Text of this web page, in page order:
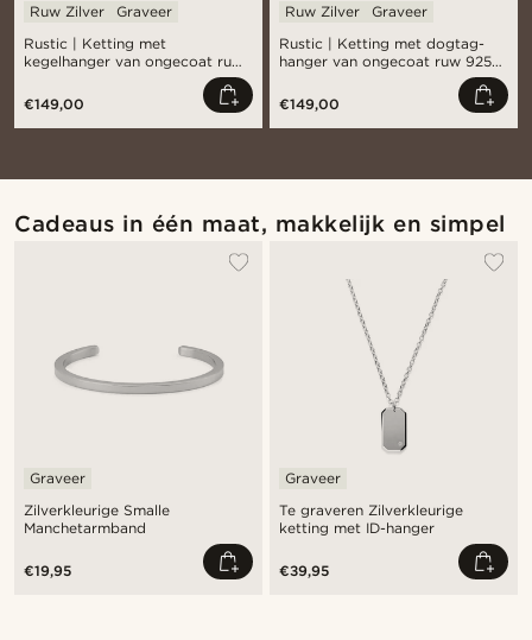
Rustic | Ketting met
kegelhanger van ongecoat ruw
Ruw Zilver Graveer
€149,00
Rustic | Ketting met dogtag-
hanger van ongecoat ruw 925
Ruw Zilver Graveer
€149,00
Cadeaus in één maat, makkelijk en simpel
Zilverkleurige Smalle
Manchetarmband
Graveer
€19,95
Te graveren Zilverkleurige
ketting met ID-hanger
Graveer
€39,95